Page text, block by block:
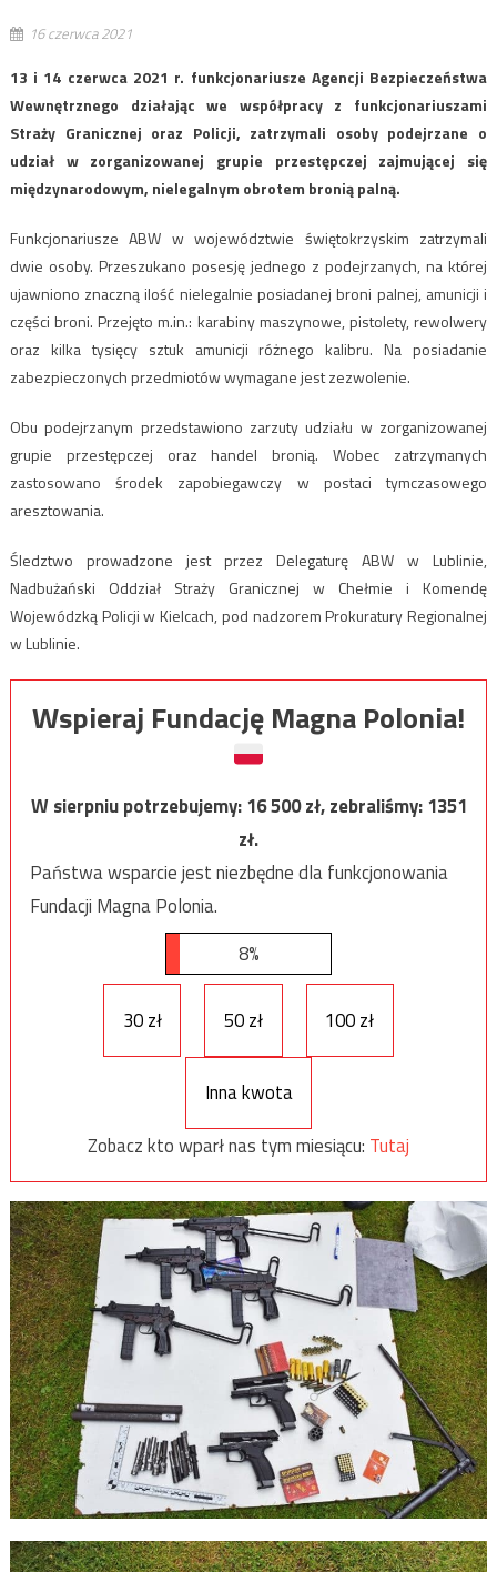
16 czerwca 2021
13 i 14 czerwca 2021 r. funkcjonariusze Agencji Bezpieczeństwa
Wewnętrznego działając we współpracy z funkcjonariuszami
Straży Granicznej oraz Policji, zatrzymali osoby podejrzane o
udział w zorganizowanej grupie przestępczej zajmującej się
międzynarodowym, nielegalnym obrotem bronią palną.
Funkcjonariusze ABW w województwie świętokrzyskim zatrzymali
dwie osoby. Przeszukano posesję jednego z podejrzanych, na której
ujawniono znaczną ilość nielegalnie posiadanej broni palnej, amunicji i
części broni. Przejęto m.in.: karabiny maszynowe, pistolety, rewolwery
oraz kilka tysięcy sztuk amunicji różnego kalibru. Na posiadanie
zabezpieczonych przedmiotów wymagane jest zezwolenie.
Obu podejrzanym przedstawiono zarzuty udziału w zorganizowanej
grupie przestępczej oraz handel bronią. Wobec zatrzymanych
zastosowano środek zapobiegawczy w postaci tymczasowego
aresztowania.
Śledztwo prowadzone jest przez Delegaturę ABW w Lublinie,
Nadbużański Oddział Straży Granicznej w Chełmie i Komendę
Wojewódzką Policji w Kielcach, pod nadzorem Prokuratury Regionalnej
w Lublinie.
Wspieraj Fundację Magna Polonia!
W sierpniu potrzebujemy:16 500zł, zebraliśmy:1351
zł.
Państwa wsparcie jest niezbędne dla funkcjonowania
Fundacji Magna Polonia.
8%
30 zł 50 zł 100 zł
Inna kwota
Zobacz kto wparł nas tym miesiącu: Tutaj